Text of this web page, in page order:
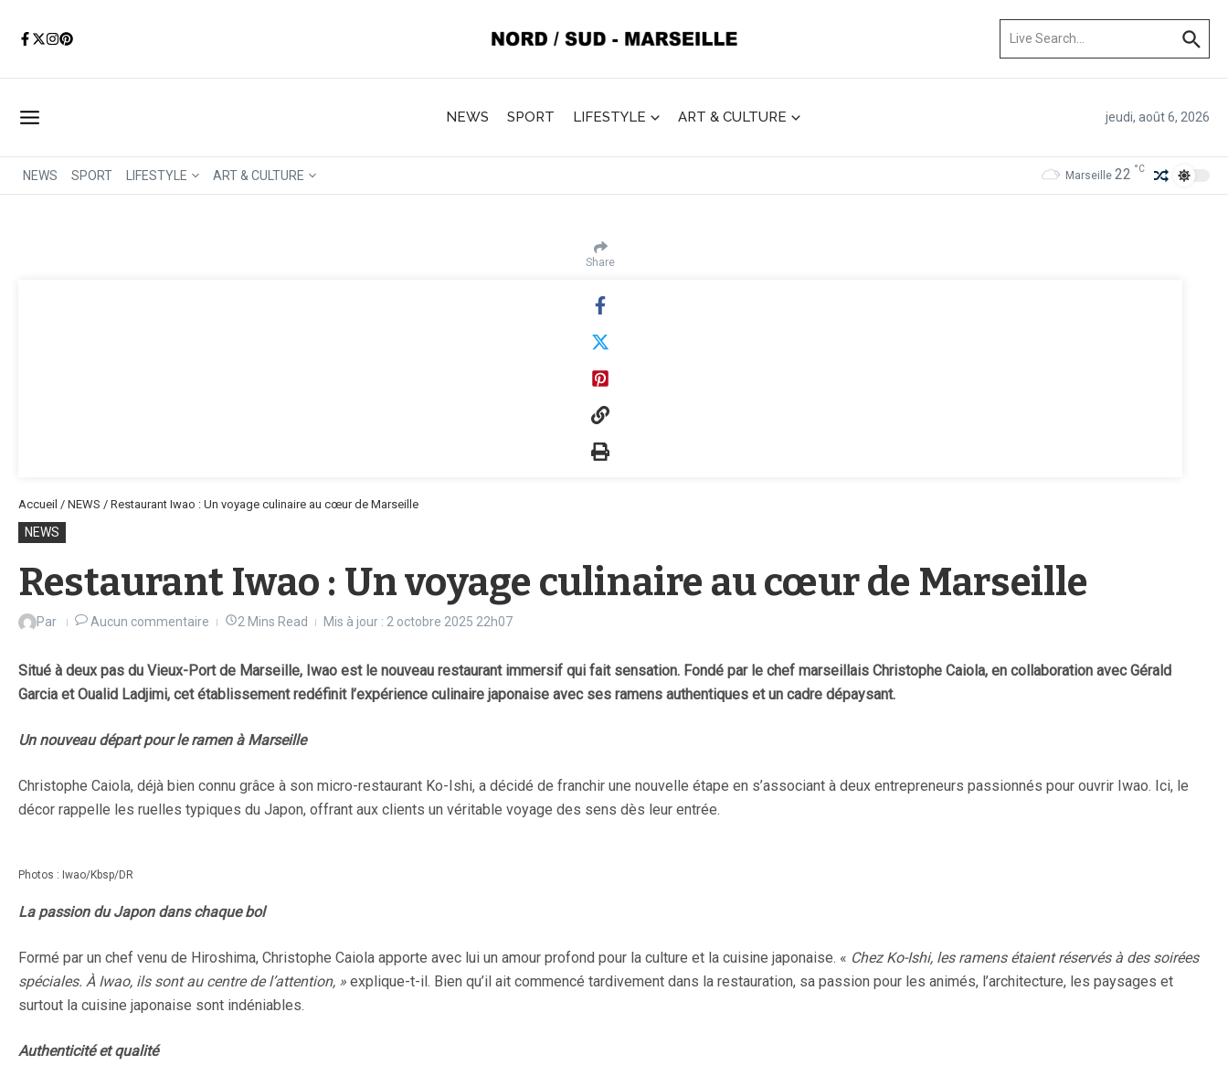
NEWS SPORT LIFESTYLE ART & CULTURE jeudi, août 6, 2026
NEWS SPORT LIFESTYLE ART & CULTURE Marseille 22 °C
Share
Accueil / NEWS / Restaurant Iwao : Un voyage culinaire au cœur de Marseille
NEWS
Restaurant Iwao : Un voyage culinaire au cœur de Marseille
Par Aucun commentaire 2 Mins Read Mis à jour : 2 octobre 2025 22h07
Situé à deux pas du Vieux-Port de Marseille, Iwao est le nouveau restaurant immersif qui fait sensation. Fondé par le chef marseillais Christophe Caiola, en collaboration avec Gérald
Garcia et Oualid Ladjimi, cet établissement redéfinit l’expérience culinaire japonaise avec ses ramens authentiques et un cadre dépaysant.
Un nouveau départ pour le ramen à Marseille
Christophe Caiola, déjà bien connu grâce à son micro-restaurant Ko-Ishi, a décidé de franchir une nouvelle étape en s’associant à deux entrepreneurs passionnés pour ouvrir Iwao. Ici, le
décor rappelle les ruelles typiques du Japon, offrant aux clients un véritable voyage des sens dès leur entrée.
Photos : Iwao/Kbsp/DR
La passion du Japon dans chaque bol
Formé par un chef venu de Hiroshima, Christophe Caiola apporte avec lui un amour profond pour la culture et la cuisine japonaise. « Chez Ko-Ishi, les ramens étaient réservés à des soirées
spéciales. À Iwao, ils sont au centre de l’attention, » explique-t-il. Bien qu’il ait commencé tardivement dans la restauration, sa passion pour les animés, l’architecture, les paysages et
surtout la cuisine japonaise sont indéniables.
Authenticité et qualité